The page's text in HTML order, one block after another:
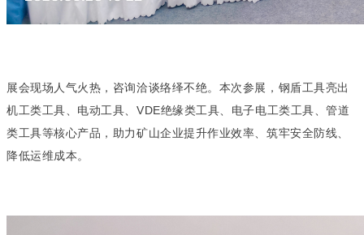
展会现场人气火热，咨询洽谈络绎不绝。本次参展，钢盾工具亮出
机工类工具、电动工具、VDE绝缘类工具、电子电工类工具、管道
类工具等核心产品，助力矿山企业提升作业效率、筑牢安全防线、
降低运维成本。